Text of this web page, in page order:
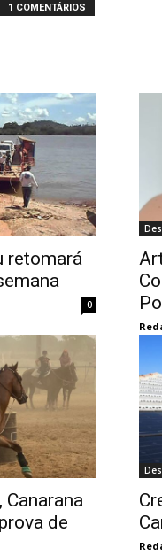
1 COMENTÁRIOS
retomará
0
Canarana
de